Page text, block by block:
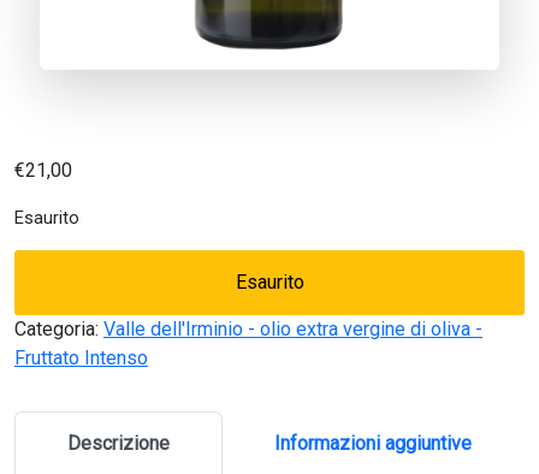
€21,00
Esaurito
Esaurito
Categoria: Valle dell'Irminio - olio extra vergine di oliva -
Fruttato Intenso
Descrizione Informazioni aggiuntive